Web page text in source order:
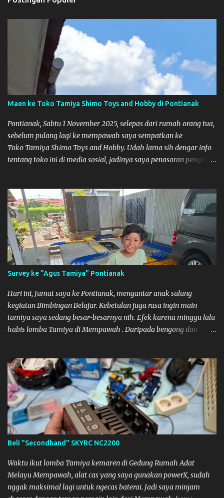
Maen ke Toko Tamiya Shimo Toys and Hobby di Pontianak
Pontianak, Sabtu 1 November 2025, selepas dari rumah orang tua,
sebelum pulang lagi ke mempawah saya sempatkan ke
Toko Tamiya Shimo Toys and Hobby. Udah lama sih dengar info
tentang toko ini di media sosial, jadinya saya penasaran pengen
bukanya di jam 1. Saya pulang dulu ke rumah ortu di Sepakat,
untuk istirahat. So malamnya sebelum pulang ke Mempawah
saya sempatkan lagi kesini. Saya belanja beberapa part disini.
Untuk Lokasi Tempat:
Survey ke "Agus Tamiya" Pontianak
Hari ini, Jumat saya ke Pontianak, mengantar anak sulung
kegiatan Bimbingan Belajar. Kebetulan juga rasa ingin main
tamiya saya sedang besar-besarnya nih. Efek karena minggu lalu
habis lomba Tamiya di Mempawah . Daripada bengong dan
Beli "Secondhand" SKYRC NC2200
Waktu ikut lomba Tamiya kemaren di Gedung Rumah Adat
Melayu Mempawah, alat cas yang saya gunakan powerX, sudah
nggak maksimal lagi untuk ngecas baterai. Jadi saya minjam